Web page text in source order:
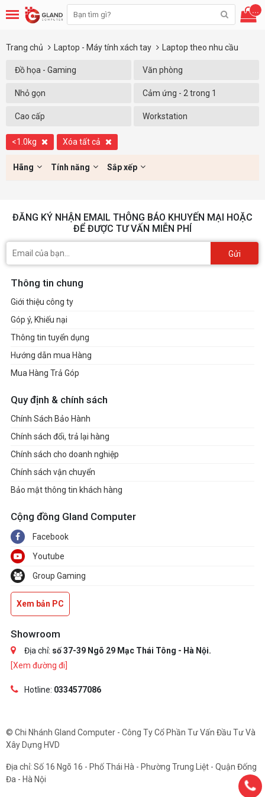
...
Trang chủ Laptop - Máy tính xách tay Laptop theo nhu cầu
Đồ họa - Gaming Văn phòng
Nhỏ gọn Cảm ứng - 2 trong 1
Cao cấp Workstation
<1.0kg Xóa tất cả
Hãng Tính năng Sắp xếp
ĐĂNG KÝ NHẬN EMAIL THÔNG BÁO KHUYẾN MẠI HOẶC
ĐỂ ĐƯỢC TƯ VẤN MIỄN PHÍ
Gửi
Thông tin chung
Giới thiệu công ty
Góp ý, Khiếu nại
Thông tin tuyển dụng
Hướng dẫn mua Hàng
Mua Hàng Trả Góp
Quy định & chính sách
Chính Sách Bảo Hành
Chính sách đổi, trả lại hàng
Chính sách cho doanh nghiệp
Chính sách vận chuyển
Bảo mật thông tin khách hàng
Cộng đồng Gland Computer
Facebook
Youtube
Group Gaming
Xem bản PC
Showroom
Địa chỉ: số 37-39 Ngõ 29 Mạc Thái Tông - Hà Nội.
[Xem đường đi]
Hotline: 0334577086
© Chi Nhánh Gland Computer - Công Ty Cổ Phần Tư Vấn Đầu Tư Và
Xây Dựng HVD
Địa chỉ: Số 16 Ngõ 16 - Phố Thái Hà - Phường Trung Liệt - Quận Đống
Đa - Hà Nội